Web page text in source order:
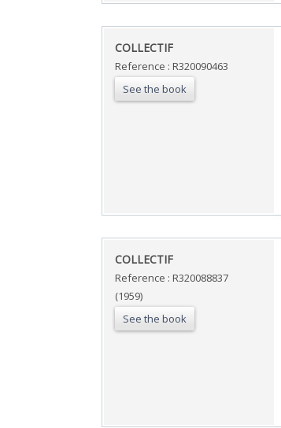
‎COLLECTIF‎
Reference : R320090463
See the book
‎COLLECTIF‎
Reference : R320088837
(1959)
See the book